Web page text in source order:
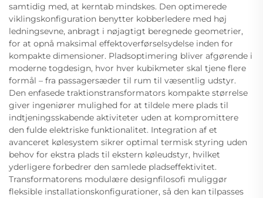
samtidig med, at kerntab mindskes. Den optimerede
viklingskonfiguration benytter kobberledere med høj
ledningsevne, anbragt i nøjagtigt beregnede geometrier,
for at opnå maksimal effektoverførselsydelse inden for
kompakte dimensioner. Pladsoptimering bliver afgørende i
moderne togdesign, hvor hver kubikmeter skal tjene flere
formål – fra passagersæder til rum til væsentlig udstyr.
Den enfasede traktionstransformators kompakte størrelse
giver ingeniører mulighed for at tildele mere plads til
indtjeningsskabende aktiviteter uden at kompromittere
den fulde elektriske funktionalitet. Integration af et
avanceret kølesystem sikrer optimal termisk styring uden
behov for ekstra plads til ekstern køleudstyr, hvilket
yderligere forbedrer den samlede pladseffektivitet.
Transformatorens modulære designfilosofi muliggør
fleksible installationskonfigurationer, så den kan tilpasses